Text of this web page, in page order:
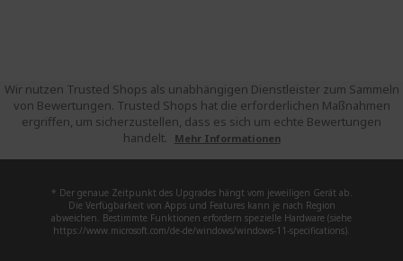
Wir nutzen Trusted Shops als unabhängigen Dienstleister zum Sammeln
von Bewertungen. Trusted Shops hat die erforderlichen Maßnahmen
ergriffen, um sicherzustellen, dass es sich um echte Bewertungen
handelt.
Mehr Informationen
* Der genaue Zeitpunkt des Upgrades hängt vom jeweiligen Gerät ab.
Die Verfügbarkeit von Apps und Features kann je nach Region
abweichen. Bestimmte Funktionen erfordern spezielle Hardware (siehe
https://www.microsoft.com/de-de/windows/windows-11-specifications).